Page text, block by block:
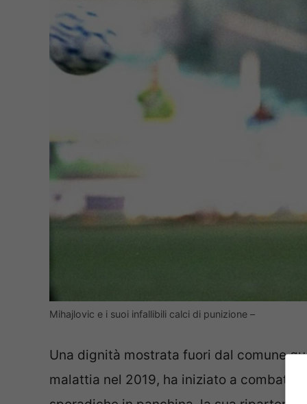
Mihajlovic e i suoi infallibili calci di punizione –
Una dignità mostrata fuori dal comune
malattia nel 2019, ha iniziato a